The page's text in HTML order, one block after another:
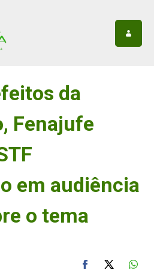
da
Fenajufe
em audiência
o tema